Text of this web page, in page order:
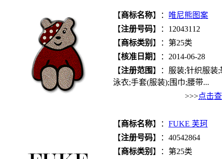
【商标名称】：
唯尼熊图案
【注册号码】：12043112
【商标类别 】：第25类
【核准日期】：2014-06-28
【注册范围】：服装;针织服装
泳衣;手套(服装);围巾;腰带...
>>>点击
【商标名称】： FUKE 芙珂
【注册号码】：40542864
【商标类别 】：第25类